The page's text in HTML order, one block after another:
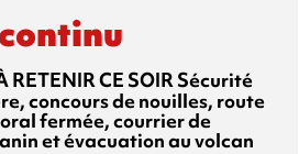
RETENIR CE SOIR Sécurité
concours de nouilles, route
fermée, courrier de
et évacuation au volcan